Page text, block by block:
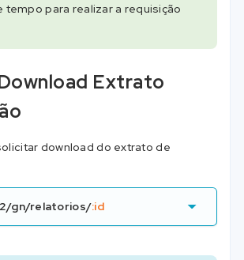
tempo para realizar a requisição
Extrato
download do extrato de
gn/relatorios/:id